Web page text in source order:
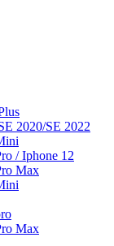
2020/SE 2022
/ Iphone 12
Max
Max